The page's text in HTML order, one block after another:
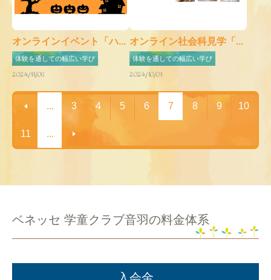
オンラインイベント「ハ...
体験を通しての幅広い学び
2024/11/06
オンライン社会科見学「...
体験を通しての幅広い学び
2024/10/01
... 3 4 5 6 7 8 9 10
11 ...
ベネッセ 学童クラブ音羽の料金体系